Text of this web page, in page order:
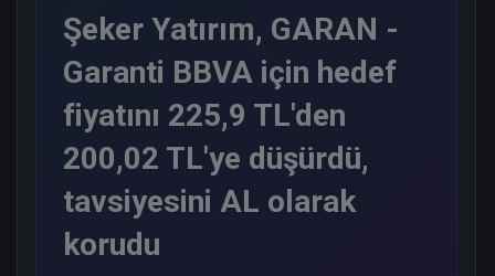
Şeker Yatırım, GARAN -
Garanti BBVA için hedef
fiyatını 225,9 TL'den
200,02 TL'ye düşürdü,
tavsiyesini AL olarak
korudu